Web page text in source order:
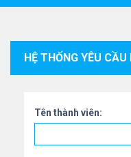
Tên thành viên: